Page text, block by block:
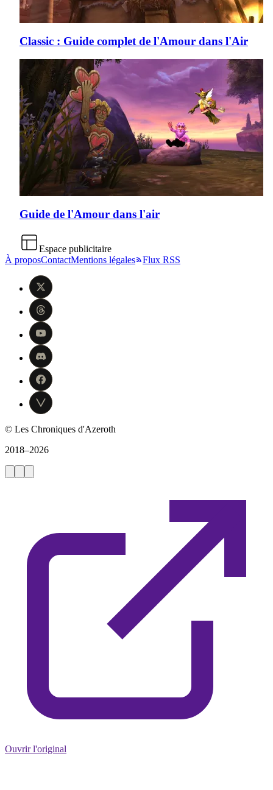
Classic : Guide complet de l'Amour dans l'Air
Guide de l'Amour dans l'air
Espace publicitaire
À proposContactMentions légales Flux RSS
© Les Chroniques d'Azeroth
2018–2026
Ouvrir l'original